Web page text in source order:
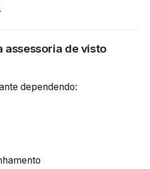
assessoria de visto
dependendo: